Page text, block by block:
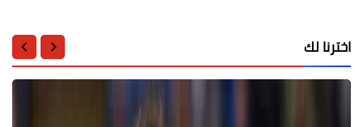
اخترنا لك